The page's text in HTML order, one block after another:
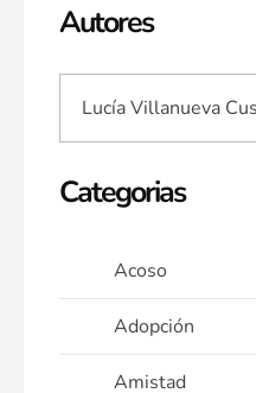
Autores
Categorias
Acoso
Adopción
Amistad